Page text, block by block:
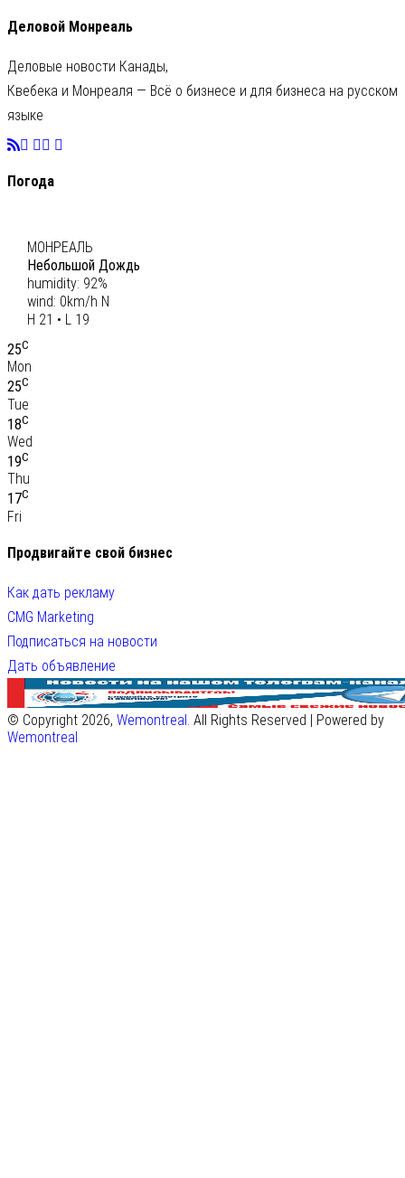
Деловой Монреаль
Деловые новости Канады,
Квебека и Монреаля — Всё о бизнесе и для бизнеса на русском
языке
Погода
МОНРЕАЛЬ
Небольшой Дождь
humidity: 92%
wind: 0km/h N
H 21 • L 19
25C
Mon
25C
Tue
18C
Wed
19C
Thu
17C
Fri
Продвигайте свой бизнес
Как дать рекламу
CMG Marketing
Подписаться на новости
Дать объявление
© Copyright 2026, Wemontreal. All Rights Reserved | Powered by
Wemontreal